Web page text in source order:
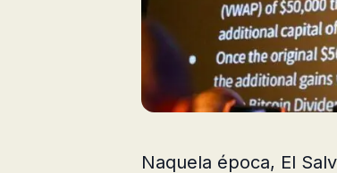
Naquela época, El